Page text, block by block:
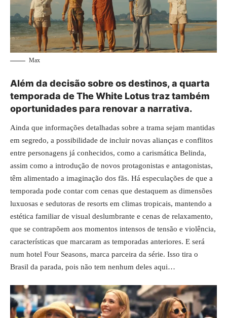
Max
Além da decisão sobre os destinos, a quarta
temporada de The White Lotus traz também
oportunidades para renovar a narrativa.
Ainda que informações detalhadas sobre a trama sejam mantidas
em segredo, a possibilidade de incluir novas alianças e conflitos
entre personagens já conhecidos, como a carismática Belinda,
assim como a introdução de novos protagonistas e antagonistas,
têm alimentado a imaginação dos fãs. Há especulações de que a
temporada pode contar com cenas que destaquem as dimensões
luxuosas e sedutoras de resorts em climas tropicais, mantendo a
estética familiar de visual deslumbrante e cenas de relaxamento,
que se contrapõem aos momentos intensos de tensão e violência,
características que marcaram as temporadas anteriores. E será
num hotel Four Seasons, marca parceira da série. Isso tira o
Brasil da parada, pois não tem nenhum deles aqui…